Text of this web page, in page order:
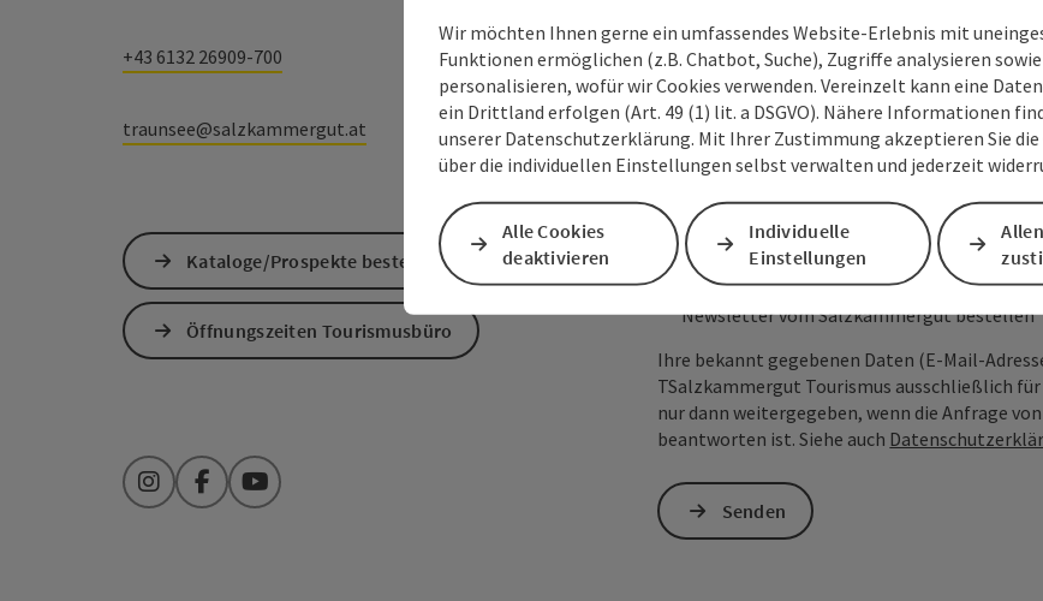
+43 6132 26909-700
traunsee@salzkammergut.at
Kataloge/Prospekte bestellen
Öffnungszeiten Tourismusbüro
InstagramFacebookYouTube
Unverbindliche Anfrage*
Zum Schutz vor Spam wird Google
personenbezogene Daten (z. B. die IP-
Absenden des Formulars werden die
ist eine Kontaktaufnahme jederzeit per
Newsletter vom Salzkammergut bestellen
Ihre bekannt gegebenen Daten (E-Mail-
TSalzkammergut Tourismus ausschließlich
nur dann weitergegeben, wenn die Anfrage
beantworten ist. Siehe auch
Senden
Wir möchten Ihnen gerne ein umfassendes Website-Erlebnis mit
Funktionen ermöglichen (z.B. Chatbot, Suche), Zugriffe analysieren
personalisieren, wofür wir Cookies verwenden. Vereinzelt kann eine
ein Drittland erfolgen (Art. 49 (1) lit. a DSGVO). Nähere Informationen
unserer Datenschutzerklärung. Mit Ihrer Zustimmung akzeptieren Sie die
über die individuellen Einstellungen selbst verwalten und jederzeit
Alle Cookies
deaktivieren
Individuelle
Einstellungen